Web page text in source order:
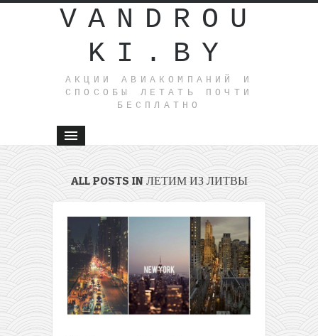
VANDROU
KI.BY
АКЦИИ АВИАКОМПАНИЙ И
СПОСОБЫ ЛЕТАТЬ ПОЧТИ
БЕСПЛАТНО
ALL POSTS IN ЛЕТИМ ИЗ ЛИТВЫ